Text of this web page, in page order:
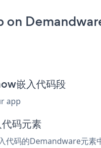
on
嵌入代码段
app
码元素
码的Demandware元素